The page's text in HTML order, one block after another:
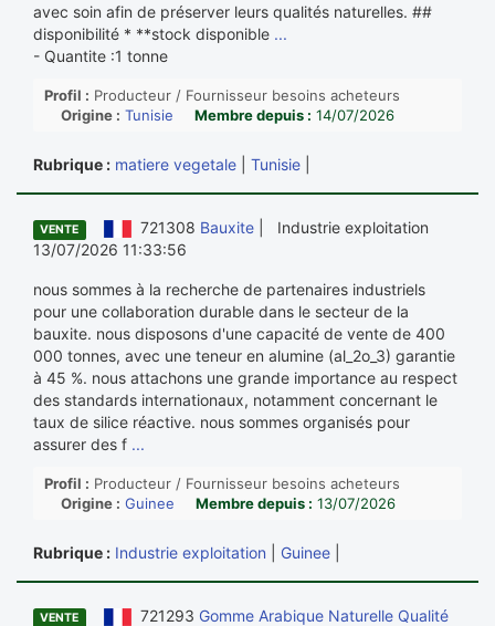
avec soin afin de préserver leurs qualités naturelles. ##
disponibilité * **stock disponible ...
- Quantite :1 tonne
Profil : Producteur / Fournisseur besoins acheteurs
Origine : Tunisie Membre depuis : 14/07/2026
Rubrique : matiere vegetale Tunisie
VENTE 721308 Bauxite| Industrie exploitation
13/07/2026 11:33:56
nous sommes à la recherche de partenaires industriels
pour une collaboration durable dans le secteur de la
bauxite. nous disposons d'une capacité de vente de 400
000 tonnes, avec une teneur en alumine (al_2o_3) garantie
à 45 %. nous attachons une grande importance au respect
des standards internationaux, notamment concernant le
taux de silice réactive. nous sommes organisés pour
assurer des f ...
Profil : Producteur / Fournisseur besoins acheteurs
Origine : Guinee Membre depuis : 13/07/2026
Rubrique : Industrie exploitation Guinee
VENTE 721293 Gomme Arabique Naturelle Qualité